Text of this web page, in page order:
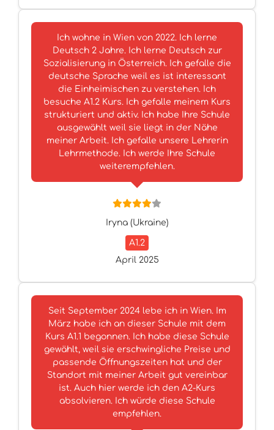
Ich wohne in Wien von 2022. Ich lerne
Deutsch 2 Jahre. Ich lerne Deutsch zur
Sozialisierung in Österreich. Ich gefalle die
deutsche Sprache weil es ist interessant
die Einheimischen zu verstehen. Ich
besuche A1.2 Kurs. Ich gefalle meinem Kurs
strukturiert und aktiv. Ich habe Ihre Schule
ausgewählt weil sie liegt in der Nähe
meiner Arbeit. Ich gefalle unsere Lehrerin
Lehrmethode. Ich werde Ihre Schule
weiterempfehlen.
Iryna (Ukraine)
A1.2
April 2025
Seit September 2024 lebe ich in Wien. Im
März habe ich an dieser Schule mit dem
Kurs A1.1 begonnen. Ich habe diese Schule
gewählt, weil sie erschwingliche Preise und
passende Öffnungszeiten hat und der
Standort mit meiner Arbeit gut vereinbar
ist. Auch hier werde ich den A2-Kurs
absolvieren. Ich würde diese Schule
empfehlen.